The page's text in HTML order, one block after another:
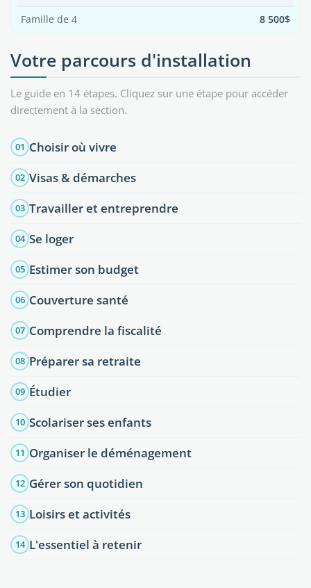
Famille de 4 8 500$
Votre parcours d'installation
Le guide en 14 étapes. Cliquez sur une étape pour accéder
directement à la section.
01 Choisir où vivre
02 Visas & démarches
03 Travailler et entreprendre
04 Se loger
05 Estimer son budget
06 Couverture santé
07 Comprendre la fiscalité
08 Préparer sa retraite
09 Étudier
10 Scolariser ses enfants
11 Organiser le déménagement
12 Gérer son quotidien
13 Loisirs et activités
14 L'essentiel à retenir